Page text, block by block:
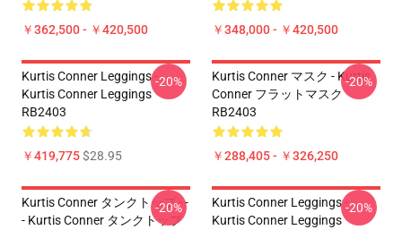
￥362,500 - ￥420,500 ￥348,000 - ￥420,500
Kurtis Conner Leggings -
Kurtis Conner Leggings
RB2403
￥419,775$28.95
-20%
Kurtis Conner マスク - Kurtis
Conner フラットマスク
RB2403
￥288,405 - ￥326,250
-20%
Kurtis Conner タンクトップ - -
- Kurtis Conner タンクトップ
-20%
Kurtis Conner Leggings -
Kurtis Conner Leggings
-20%